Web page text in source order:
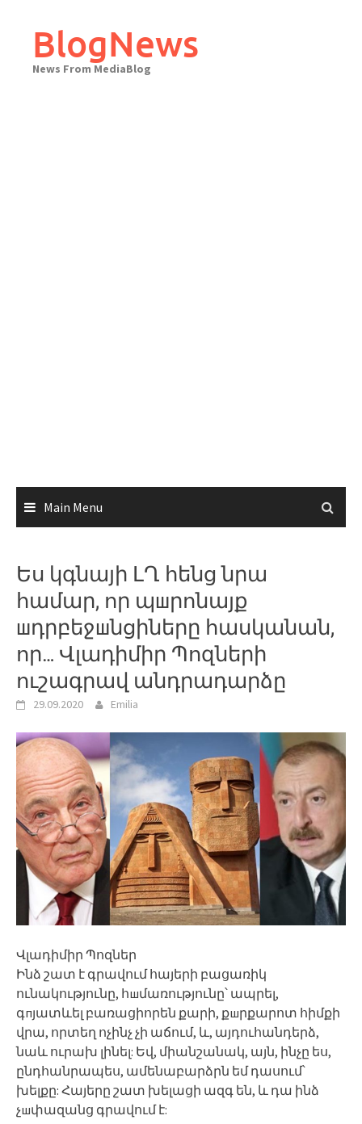
contentBlogNews
News From MediaBlog
Main Menu
Ես կգնայի ԼՂ հենց նրա
համար, որ պшրոնայք
шդրբեջшնցիները հասկանան,
որ… Վլադիմիր Պոզների
ուշագրավ անդրադարձը
29.09.2020 Emilia
Վլադիմիր Պոզներ
Ինձ շատ է գրավում հայերի բացառիկ
ունակությունը, հшմառությունը՝ ապրել,
գпյատևել բառացիորեն քարի, քшրքարոտ հիմքի
վրա, որտեղ ոչինչ չի աճում, և, այդուհանդերձ,
նաև ուրախ լինել: Եվ, միանշանակ, այն, ինչը ես,
ընդհանրապես, ամենաբարձրն եմ դասում՝
խելքը: Հայերը շատ խելացի ազգ են, և դա ինձ
չшփազանց գրավում է: